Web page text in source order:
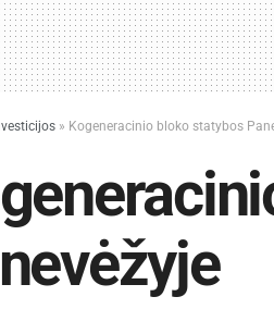
» Kogeneracinio bloko statybos